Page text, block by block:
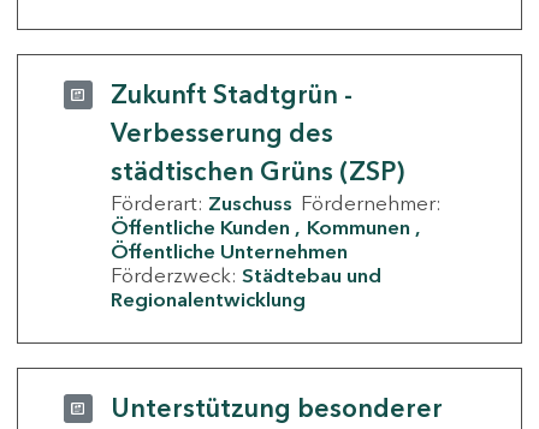
Zukunft Stadtgrün -
Verbesserung des
städtischen Grüns (ZSP)
Förderart: Zuschuss Fördernehmer:
Öffentliche Kunden
Kommunen
Öffentliche Unternehmen
Förderzweck: Städtebau und
Regionalentwicklung
Unterstützung besonderer